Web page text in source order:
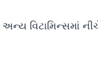
વિટામિન્સમાં